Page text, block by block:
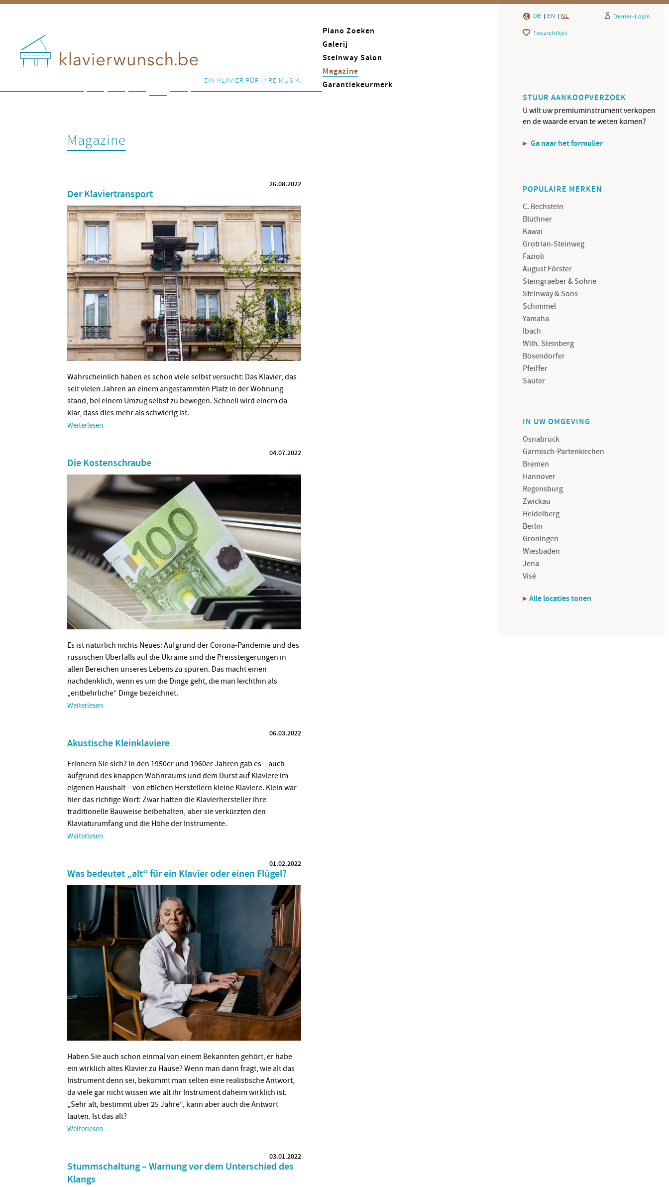
EIN KLAVIER FÜR IHRE MUSIK.
Piano Zoeken
Galerij
Steinway Salon
Magazine
Garantiekeurmerk
Magazine
26.08.2022
Der Klaviertransport
Wahrscheinlich haben es schon viele selbst versucht: Das Klavier, das
seit vielen Jahren an einem angestammten Platz in der Wohnung
stand, bei einem Umzug selbst zu bewegen. Schnell wird einem da
klar, dass dies mehr als schwierig ist.
Weiterlesen
04.07.2022
Die Kostenschraube
Es ist natürlich nichts Neues: Aufgrund der Corona-Pandemie und des
russischen Überfalls auf die Ukraine sind die Preissteigerungen in
allen Bereichen unseres Lebens zu spüren. Das macht einen
nachdenklich, wenn es um die Dinge geht, die man leichthin als
„entbehrliche“ Dinge bezeichnet.
Weiterlesen
06.03.2022
Akustische Kleinklaviere
Erinnern Sie sich? In den 1950er und 1960er Jahren gab es – auch
aufgrund des knappen Wohnraums und dem Durst auf Klaviere im
eigenen Haushalt – von etlichen Herstellern kleine Klaviere. Klein war
hier das richtige Wort: Zwar hatten die Klavierhersteller ihre
traditionelle Bauweise beibehalten, aber sie verkürzten den
Klaviaturumfang und die Höhe der Instrumente.
Weiterlesen
01.02.2022
Was bedeutet „alt“ für ein Klavier oder einen Flügel?
Haben Sie auch schon einmal von einem Bekannten gehört, er habe
ein wirklich altes Klavier zu Hause? Wenn man dann fragt, wie alt das
Instrument denn sei, bekommt man selten eine realistische Antwort,
da viele gar nicht wissen wie alt ihr Instrument daheim wirklich ist.
„Sehr alt, bestimmt über 25 Jahre“, kann aber auch die Antwort
lauten. Ist das alt?
Weiterlesen
03.01.2022
Stummschaltung – Warnung vor dem Unterschied des
Klangs
DE | EN | NL Dealer-Login
Toezichtlijst
STUUR AANKOOPVERZOEK
U wilt uw premiuminstrument verkopen
en de waarde ervan te weten komen?
Ga naar het formulier
POPULAIRE MERKEN
C. Bechstein
Blüthner
Kawai
Grotrian-Steinweg
Fazioli
August Förster
Steingraeber & Söhne
Steinway & Sons
Schimmel
Yamaha
Ibach
Wilh. Steinberg
Bösendorfer
Pfeiffer
Sauter
IN UW OMGEVING
Osnabrück
Garmisch-Partenkirchen
Bremen
Hannover
Regensburg
Zwickau
Heidelberg
Berlin
Groningen
Wiesbaden
Jena
Visé
Alle locaties tonen